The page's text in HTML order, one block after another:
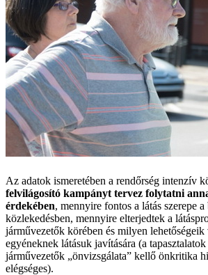
Az adatok ismeretében a rendőrség intenzív
felvilágosító kampányt tervez folytatni
érdekében, mennyire fontos a látás szerepe a
közlekedésben, mennyire elterjedtek a
járművezetők körében és milyen lehetőségeik
egyéneknek látásuk javítására (a
járművezetők „önvizsgálata” kellő önkritika
elégséges).